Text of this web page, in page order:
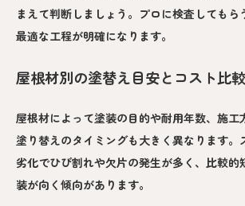
まえて判断しましょう。プロに検査しても
最適な工程が明確になります。
屋根材別の塗替え目安とコスト比較
屋根材によって塗装の目的や耐用年数、施工
塗り替えのタイミングも大きく異なります。
劣化でひび割れや欠片の発生が多く、比較的
装が向く傾向があります。